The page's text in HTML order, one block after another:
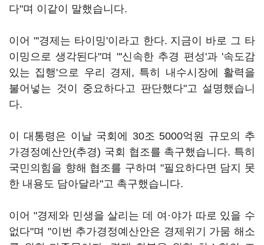
다"며 이같이 말했습니다.
이어 "'경제는 타이밍'이라고 한다. 지금이 바로 그 타
이밍으로 생각된다"며 "'신속한 추경 편성'과 '속도감
있는 집행'으로 우리 경제, 특히 내수시장에 활력을
불어넣는 것이 중요하다고 판단했다"고 설명했습니
다.
이 대통령은 이날 국회에 30조 5000억원 규모의 추
가경정예산안(추경) 국회 협조를 촉구했습니다. 특히
국민의힘을 향해 협조를 구하며 "필요하다면 담지 못
한 내용도 담아달라"고 촉구했습니다.
이어 "경제와 민생을 살리는 데 여·야가 따로 있을 수
없다"며 "이번 추가경정예산안은 경제위기 가뭄 해소